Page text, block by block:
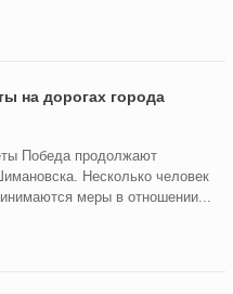
на дорогах города
Победа продолжают
Несколько человек
меры в отношении...